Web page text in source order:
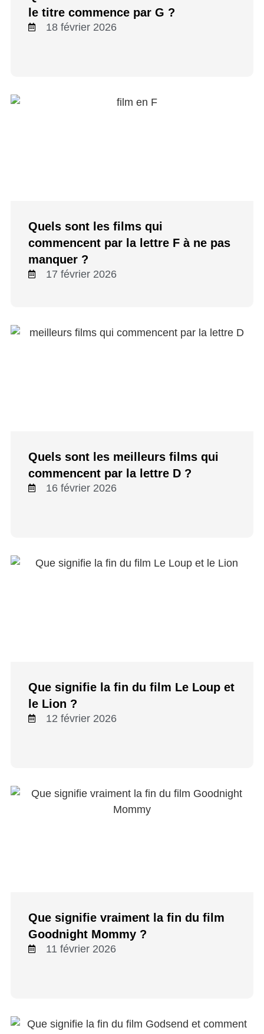
le titre commence par G ?
18 février 2026
Quels sont les films qui
commencent par la lettre F à ne pas
manquer ?
17 février 2026
Quels sont les meilleurs films qui
commencent par la lettre D ?
16 février 2026
Que signifie la fin du film Le Loup et
le Lion ?
12 février 2026
Que signifie vraiment la fin du film
Goodnight Mommy ?
11 février 2026